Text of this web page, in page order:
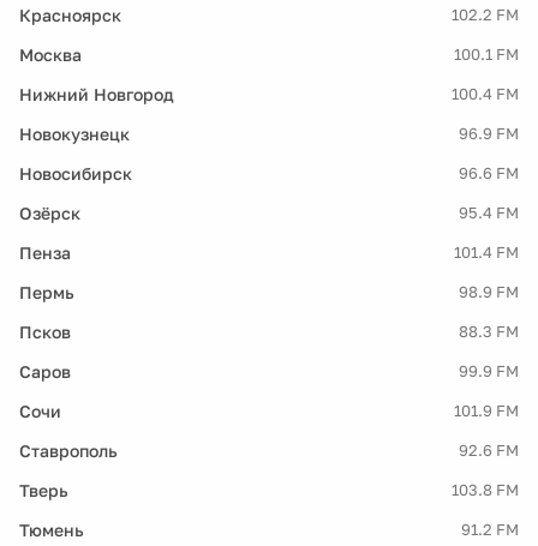
Красноярск 102.2 FM
Москва 100.1 FM
Нижний Новгород 100.4 FM
Новокузнецк 96.9 FM
Новосибирск 96.6 FM
Озёрск 95.4 FM
Пенза 101.4 FM
Пермь 98.9 FM
Псков 88.3 FM
Саров 99.9 FM
Сочи 101.9 FM
Ставрополь 92.6 FM
Тверь 103.8 FM
Тюмень 91.2 FM